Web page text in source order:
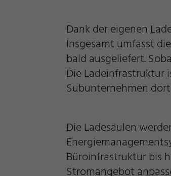
Dank der eigenen
Insgesamt umfasst
bald ausgeliefert.
Die Ladeinfrastruktur
Subunternehmen
Die Ladesäulen
Büroinfrastruktur bis
Stromangebot
Marketing und
Cookie Informationen
Akzeptieren Speichern
Impressum Datenschutz